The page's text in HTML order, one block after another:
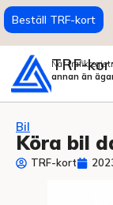
Beställ TRF-kort
TRF-
När
annan än
Bil
Köra bil
TRF-kort